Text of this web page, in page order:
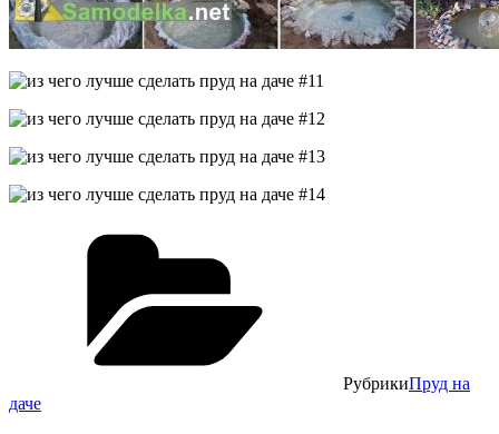
РубрикиПруд на
даче